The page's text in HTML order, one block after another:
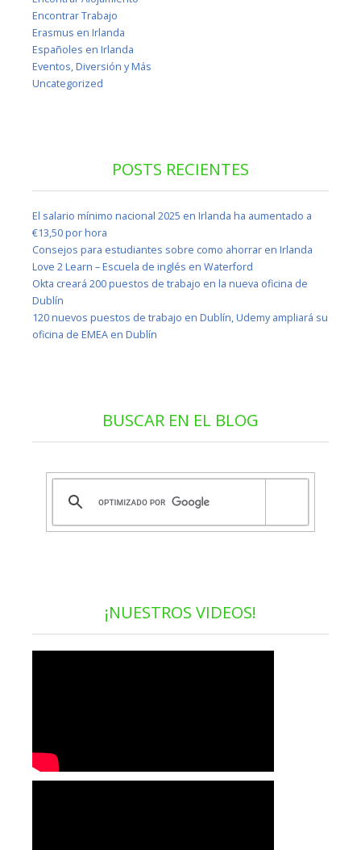
Encontrar Trabajo
Erasmus en Irlanda
Españoles en Irlanda
Eventos, Diversión y Más
Uncategorized
POSTS RECIENTES
El salario mínimo nacional 2025 en Irlanda ha aumentado a
€13,50 por hora
Consejos para estudiantes sobre como ahorrar en Irlanda
Love 2 Learn – Escuela de inglés en Waterford
Okta creará 200 puestos de trabajo en la nueva oficina de
Dublín
120 nuevos puestos de trabajo en Dublín, Udemy ampliará su
oficina de EMEA en Dublín
BUSCAR EN EL BLOG
¡NUESTROS VIDEOS!